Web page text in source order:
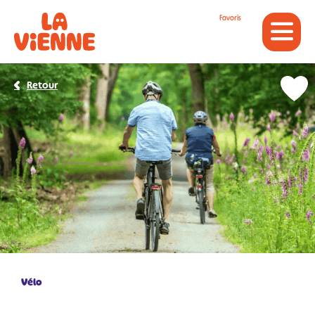
Favoris
Vélo
Retour